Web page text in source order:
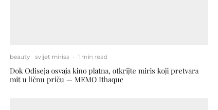
beauty svijet mirisa · 1 min read
Dok Odiseja osvaja kino platna, otkrijte miris koji pretvara
mit u ličnu priču — MEMO Ithaque